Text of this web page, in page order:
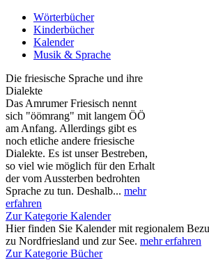
Wörterbücher
Kinderbücher
Kalender
Musik & Sprache
Die friesische Sprache und ihre
Dialekte
Das Amrumer Friesisch nennt
sich "öömrang" mit langem ÖÖ
am Anfang. Allerdings gibt es
noch etliche andere friesische
Dialekte. Es ist unser Bestreben,
so viel wie möglich für den Erhalt
der vom Aussterben bedrohten
Sprache zu tun. Deshalb... mehr
erfahren
Zur Kategorie Kalender
Hier finden Sie Kalender mit regionalem
zu Nordfriesland und zur See. mehr erfahren
Zur Kategorie Bücher